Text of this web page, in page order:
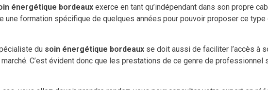
énergétique bordeaux exerce en tant qu’indépendant dans son propre
une formation spécifique de quelques années pour pouvoir proposer ce
du soin énergétique bordeaux se doit aussi de faciliter l’accès à
C’est évident donc que les prestations de ce genre de